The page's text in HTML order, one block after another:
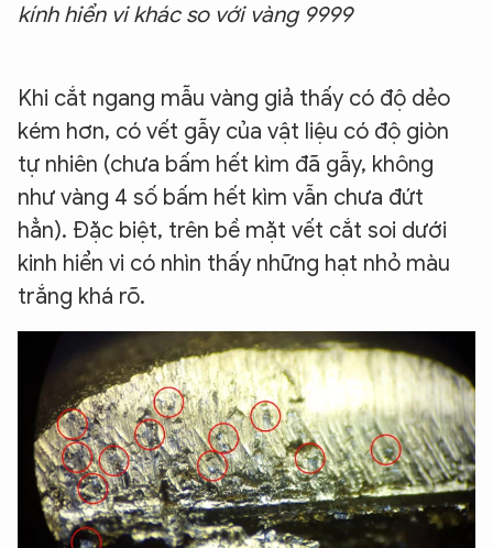
kính hiển vi khác so với vàng 9999
Khi cắt ngang mẫu vàng giả thấy có độ dẻo
kém hơn, có vết gẫy của vật liệu có độ giòn
tự nhiên (chưa bấm hết kìm đã gẫy, không
như vàng 4 số bấm hết kìm vẫn chưa đứt
hẳn). Đặc biệt, trên bề mặt vết cắt soi dưới
kinh hiển vi có nhìn thấy những hạt nhỏ màu
trắng khá rõ.